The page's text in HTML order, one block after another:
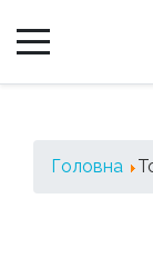
Головна